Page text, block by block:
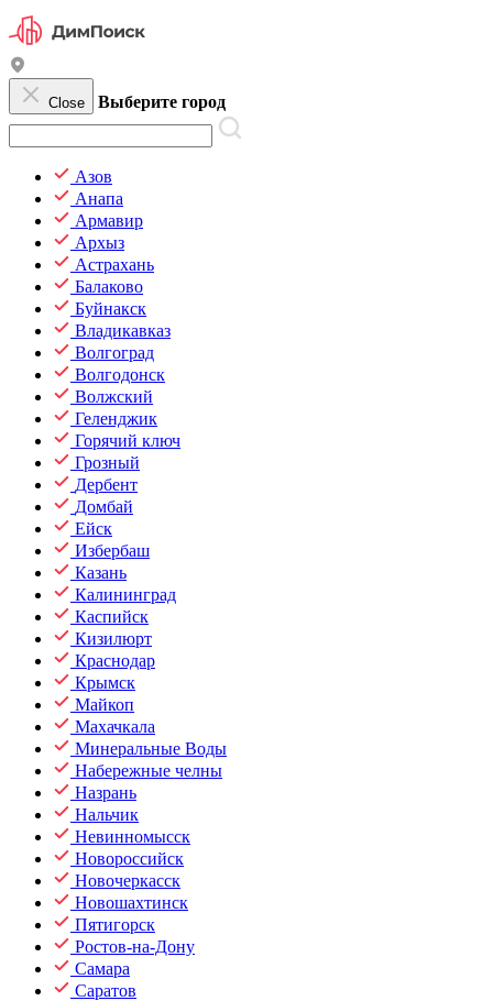
Close Выберите город
Азов
Анапа
Армавир
Архыз
Астрахань
Балаково
Буйнакск
Владикавказ
Волгоград
Волгодонск
Волжский
Геленджик
Горячий ключ
Грозный
Дербент
Домбай
Ейск
Избербаш
Казань
Калининград
Каспийск
Кизилюрт
Краснодар
Крымск
Майкоп
Махачкала
Минеральные Воды
Набережные челны
Назрань
Нальчик
Невинномысск
Новороссийск
Новочеркасск
Новошахтинск
Пятигорск
Ростов-на-Дону
Самара
Саратов